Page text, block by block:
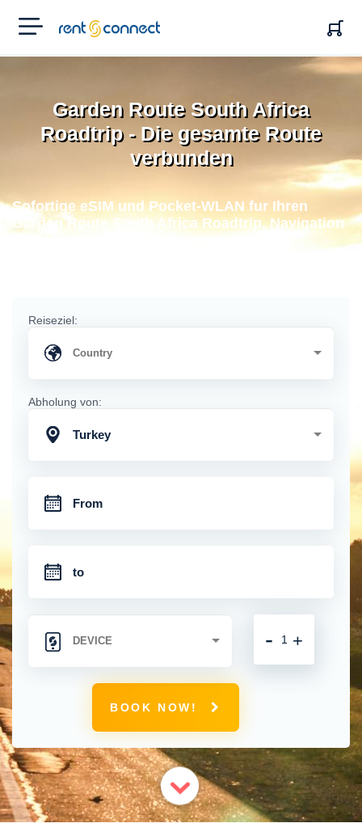
RENT'N
CONNECT
Garden Route South Africa
Roadtrip - Die gesamte Route
verbunden
Sofortige eSIM und Pocket-WLAN fur Ihren
Garden Route South Africa Roadtrip. Navigation
Reiseziel:
Abholung von:
Turkey
+
-
BOOK NOW!